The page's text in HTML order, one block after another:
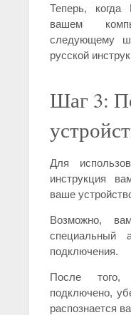
Теперь, когда
вашем
следующему
русской
Шаг 3:
Для
инструкция
ваше
Возможно,
специальный
подключения.
После того,
подключено,
распознается